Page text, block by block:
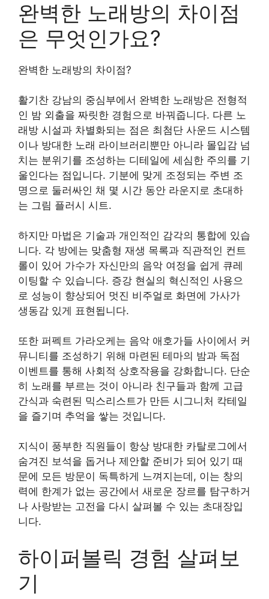
완벽한 노래방의 차이점
은 무엇인가요?
완벽한 노래방의 차이점?
활기찬 강남의 중심부에서 완벽한 노래방은 전형적
인 밤 외출을 짜릿한 경험으로 바꿔줍니다. 다른 노
래방 시설과 차별화되는 점은 최첨단 사운드 시스템
이나 방대한 노래 라이브러리뿐만 아니라 몰입감 넘
치는 분위기를 조성하는 디테일에 세심한 주의를 기
울인다는 점입니다. 기분에 맞게 조정되는 주변 조
명으로 둘러싸인 채 몇 시간 동안 라운지로 초대하
는 그림 플러시 시트.
하지만 마법은 기술과 개인적인 감각의 통합에 있습
니다. 각 방에는 맞춤형 재생 목록과 직관적인 컨트
롤이 있어 가수가 자신만의 음악 여정을 쉽게 큐레
이팅할 수 있습니다. 증강 현실의 혁신적인 사용으
로 성능이 향상되어 멋진 비주얼로 화면에 가사가
생동감 있게 표현됩니다.
또한 퍼펙트 가라오케는 음악 애호가들 사이에서 커
뮤니티를 조성하기 위해 마련된 테마의 밤과 독점
이벤트를 통해 사회적 상호작용을 강화합니다. 단순
히 노래를 부르는 것이 아니라 친구들과 함께 고급
간식과 숙련된 믹스리스트가 만든 시그니처 칵테일
을 즐기며 추억을 쌓는 것입니다.
지식이 풍부한 직원들이 항상 방대한 카탈로그에서
숨겨진 보석을 돕거나 제안할 준비가 되어 있기 때
문에 모든 방문이 독특하게 느껴지는데, 이는 창의
력에 한계가 없는 공간에서 새로운 장르를 탐구하거
나 사랑받는 고전을 다시 살펴볼 수 있는 초대장입
니다.
하이퍼볼릭 경험 살펴보
기